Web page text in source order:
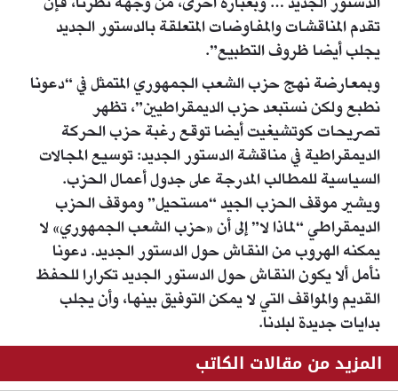
تقدم المناقشات والمفاوضات المتعلقة بالدستور الجديد
يجلب أيضا ظروف التطبيع”.
وبمعارضة نهج حزب الشعب الجمهوري المتمثل في “دعونا
نطبع ولكن نستبعد حزب الديمقراطيين”، تظهر
تصريحات كوتشيغيت أيضا توقع رغبة حزب الحركة
الديمقراطية في مناقشة الدستور الجديد: توسيع المجالات
السياسية للمطالب المدرجة على جدول أعمال الحزب.
ويشير موقف الحزب الجيد “مستحيل” وموقف الحزب
الديمقراطي “لماذا لا” إلى أن «حزب الشعب الجمهوري» لا
يمكنه الهروب من النقاش حول الدستور الجديد. دعونا
نأمل ألا يكون النقاش حول الدستور الجديد تكرارا للحفظ
القديم والمواقف التي لا يمكن التوفيق بينها، وأن يجلب
بدايات جديدة لبلدنا.
المزيد من مقالات الكاتب